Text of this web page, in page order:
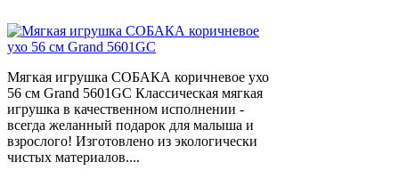
Мягкая игрушка СОБАКА коричневое ухо
56 см Grand 5601GC Классическая мягкая
игрушка в качественном исполнении -
всегда желанный подарок для малыша и
взрослого! Изготовлено из экологически
чистых материалов....